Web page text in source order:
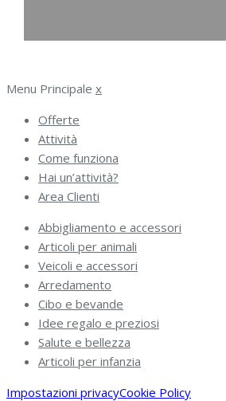
Menu Principale x
Offerte
Attività
Come funziona
Hai un’attività?
Area Clienti
Abbigliamento e accessori
Articoli per animali
Veicoli e accessori
Arredamento
Cibo e bevande
Idee regalo e preziosi
Salute e bellezza
Articoli per infanzia
Impostazioni privacyCookie Policy